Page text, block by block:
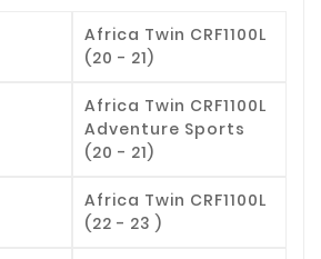
Africa Twin CRF1100L
(20 - 21)
Africa Twin CRF1100L
Adventure Sports
(20 - 21)
Africa Twin CRF1100L
(22 - 23 )